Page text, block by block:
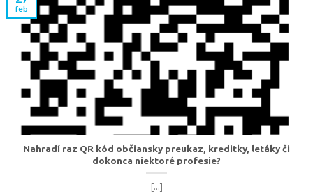
Nahradí raz QR kód občiansky preukaz, kreditky, letáky či
dokonca niektoré profesie?
[...]
feb